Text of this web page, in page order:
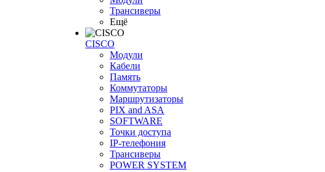
Трансиверы
Ещё
CISCO
Модули
Кабели
Память
Коммутаторы
Маршрутизаторы
PIX and ASA
SOFTWARE
Точки доступа
IP-телефония
Трансиверы
POWER SYSTEM